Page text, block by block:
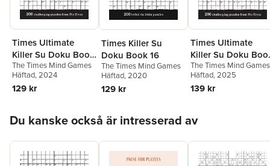
Times Ultimate
Killer Su Doku Book
16
The Times Mind Games
Häftad, 2024
129 kr
Times Killer Su
Doku Book 16
The Times Mind Games
Häftad, 2020
129 kr
Times Ultimate
Killer Su Doku
17
The Times Mind Games
Häftad, 2025
139 kr
Du kanske också är intresserad av